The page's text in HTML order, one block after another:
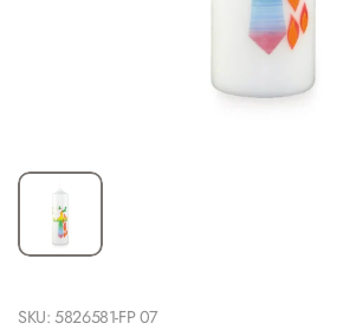
SKU: 5826581-FP 07